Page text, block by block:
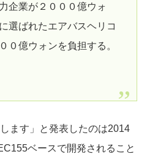
企業が２０００億ウォ
選ばれたエアバスヘリコ
０億ウォンを負担する。
ます」と発表したのは2014
ベースで開発されること